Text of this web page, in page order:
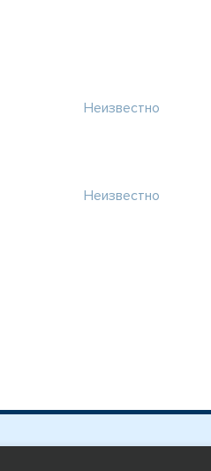
Неизвестно
Неизвестно